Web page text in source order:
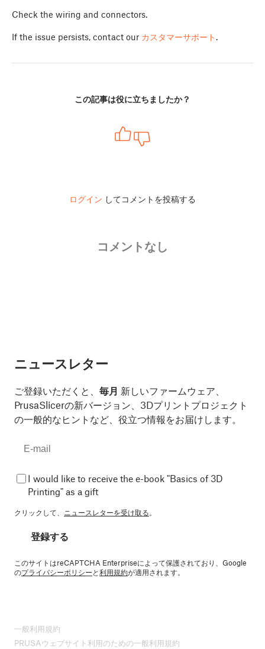
Check the wiring and connectors.
If the issue persists, contact our カスタマーサポート.
この記事は役に立ちましたか？
ログイン してコメントを投稿する
コメントなし
ニュースレター
ご登録いただくと、 毎月 新しいファームウェア、
PrusaSlicerの新バージョン、3Dプリントプロジェクト
の一般的なヒントなど、役立つ情報をお届けします。
I would like to receive the e-book "Basics of 3D
Printing" as a gift
クリックして、 ニュースレターを受け取る。
登録する
このサイトはreCAPTCHA Enterpriseによって保護されており、Google
のプライバシーポリシーと利用規約が適用されます。
一般利用規約
PRUSAウェブサイト利用のための一般利用規約